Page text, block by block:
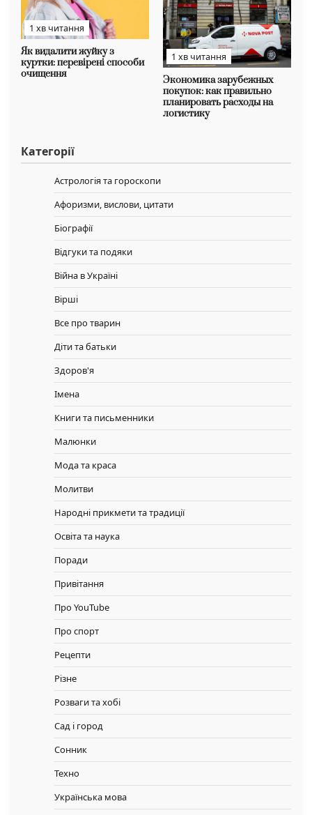
1 хв читання
Як видалити жуйку з
куртки: перевірені способи
очищення
1 хв читання
Экономика зарубежных
покупок: как правильно
планировать расходы на
логистику
Категорії
Астрологія та гороскопи
Афоризми, вислови, цитати
Біографії
Відгуки та подяки
Війна в Україні
Вірші
Все про тварин
Діти та батьки
Здоров'я
Імена
Книги та письменники
Малюнки
Мода та краса
Молитви
Народні прикмети та традиції
Освіта та наука
Поради
Привітання
Про YouTube
Про спорт
Рецепти
Різне
Розваги та хобі
Сад і город
Сонник
Техно
Українська мова